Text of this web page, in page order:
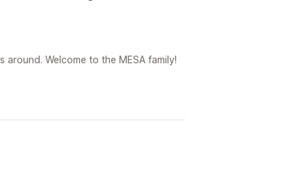
Welcome to the MESA family!